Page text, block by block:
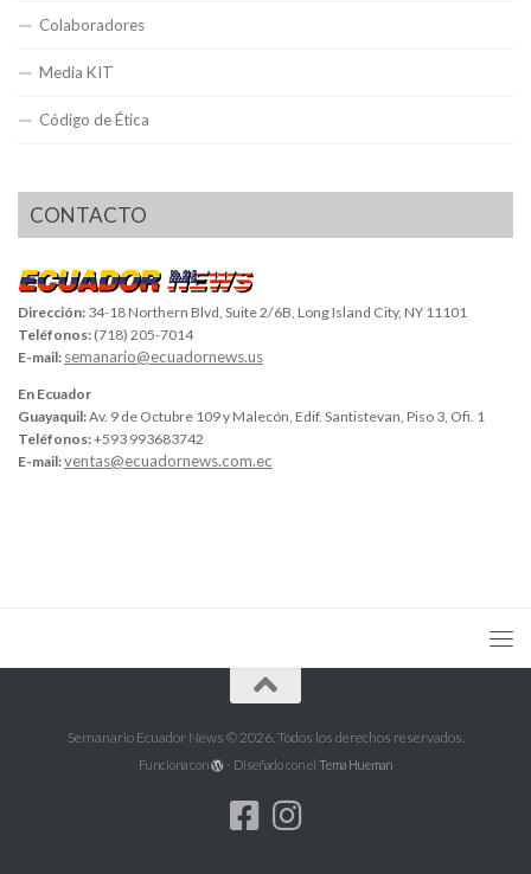
Colaboradores
Media KIT
Código de Ética
CONTACTO
Dirección: 34-18 Northern Blvd, Suite 2/6B, Long Island City, NY 11101
Teléfonos: (718) 205-7014
E-mail: semanario@ecuadornews.us
En Ecuador
Guayaquil:Av. 9 de Octubre 109 y Malecón, Edif. Santistevan, Piso 3, Ofi. 1
Teléfonos:+593 993683742
E-mail:ventas@ecuadornews.com.ec
Semanario Ecuador News © 2026. Todos los derechos reservados.
Funciona con - Diseñado con el Tema Hueman